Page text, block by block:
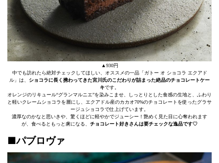
▲930円
中でも訪れたら絶対チェックしてほしい、オススメの一品「ガトー オ ショコラ エクアド
ル」は、 ショコラに長く携わってきた宮川氏のこだわりが詰まった絶品のチョコレートケー
キです。
オレンジのリキュール“グランマルニエ”を染みこませ、しっとりとした食感の生地と、ふわり
と軽いクレームショコラを層にし、エクアドル産のカカオ70%のチョコレートを使ったグラサ
ージュショコラで仕上げています。
濃厚なのかなと思いきや、驚くほどに軽やかでジューシー！艶めく見た目に心奪われます
が、食べるともっと虜になる、 チョコレート好きさんは要チェックな逸品です♡
■パブロヴァ